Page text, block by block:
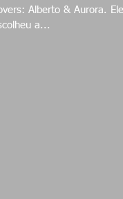
Alberto & Aurora. Ele, artista e
a...